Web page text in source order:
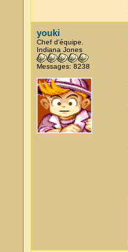
youki
Chef d'équipe.
Indiana Jones
Messages: 8238